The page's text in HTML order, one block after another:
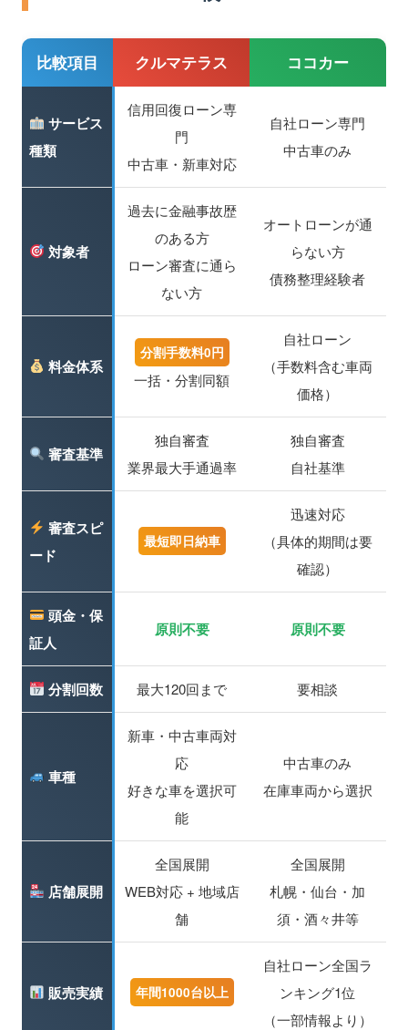
比較項目 クルマテラス ココカー
サービス
種類
信用回復ローン専
門
中古車・新車対応
自社ローン専門
中古車のみ
対象者
過去に金融事故歴
のある方
ローン審査に通ら
ない方
オートローンが通
らない方
債務整理経験者
料金体系
分割手数料0円
一括・分割同額
自社ローン
（手数料含む車両
価格）
審査基準
独自審査
業界最大手通過率
独自審査
自社基準
審査スピ
ード
最短即日納車
迅速対応
（具体的期間は要
確認）
頭金・保
証人
原則不要 原則不要
分割回数 最大120回まで 要相談
車種
新車・中古車両対
応
好きな車を選択可
能
中古車のみ
在庫車両から選択
店舗展開
全国展開
WEB対応 + 地域店
舗
全国展開
札幌・仙台・加
須・酒々井等
販売実績 年間1000台以上
自社ローン全国ラ
ンキング1位
（一部情報より）